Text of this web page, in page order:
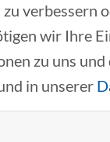
der
verbessern
wir Ihre
zu uns
in unserer